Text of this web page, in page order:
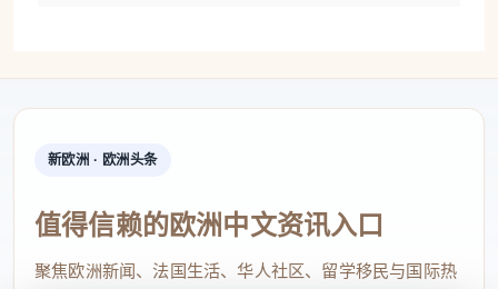
新欧洲 · 欧洲头条
值得信赖的欧洲中文资讯入口
聚焦欧洲新闻、法国生活、华人社区、留学移民与国际热